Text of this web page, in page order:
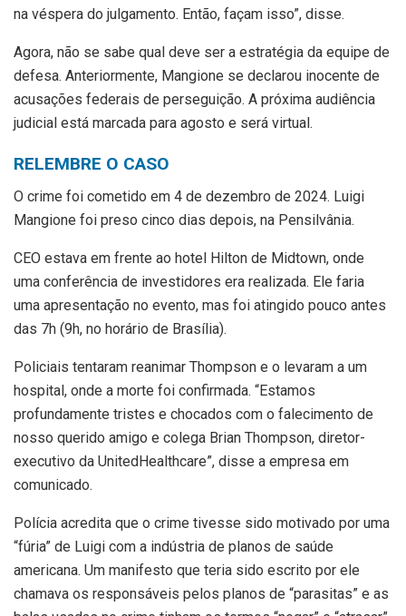
na véspera do julgamento. Então, façam isso”, disse.
Agora, não se sabe qual deve ser a estratégia da equipe de
defesa. Anteriormente, Mangione se declarou inocente de
acusações federais de perseguição. A próxima audiência
judicial está marcada para agosto e será virtual.
RELEMBRE O CASO
O crime foi cometido em 4 de dezembro de 2024. Luigi
Mangione foi preso cinco dias depois, na Pensilvânia.
CEO estava em frente ao hotel Hilton de Midtown, onde
uma conferência de investidores era realizada. Ele faria
uma apresentação no evento, mas foi atingido pouco antes
das 7h (9h, no horário de Brasília).
Policiais tentaram reanimar Thompson e o levaram a um
hospital, onde a morte foi confirmada. “Estamos
profundamente tristes e chocados com o falecimento de
nosso querido amigo e colega Brian Thompson, diretor-
executivo da UnitedHealthcare”, disse a empresa em
comunicado.
Polícia acredita que o crime tivesse sido motivado por uma
“fúria” de Luigi com a indústria de planos de saúde
americana. Um manifesto que teria sido escrito por ele
chamava os responsáveis pelos planos de “parasitas” e as